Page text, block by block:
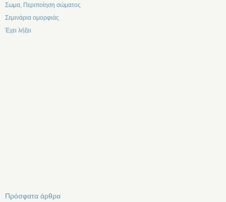
Σωμα, Περιποίηση σώματος
Σεμινάρια ομορφιάς
Έχει λήξει
Πρόσφατα άρθρα